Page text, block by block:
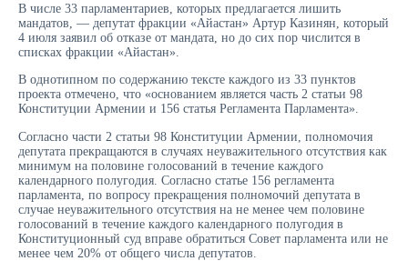
В числе 33 парламентариев, которых предлагается лишить
мандатов, — депутат фракции «Айастан» Артур Казинян, который
4 июля заявил об отказе от мандата, но до сих пор числится в
списках фракции «Айастан».
В однотипном по содержанию тексте каждого из 33 пунктов
проекта отмечено, что «основанием является часть 2 статьи 98
Конституции Армении и 156 статья Регламента Парламента».
Согласно части 2 статьи 98 Конституции Армении, полномочия
депутата прекращаются в случаях неуважительного отсутствия как
минимум на половине голосований в течение каждого
календарного полугодия. Согласно статье 156 регламента
парламента, по вопросу прекращения полномочий депутата в
случае неуважительного отсутствия на не менее чем половине
голосований в течение каждого календарного полугодия в
Конституционный суд вправе обратиться Совет парламента или не
менее чем 20% от общего числа депутатов.